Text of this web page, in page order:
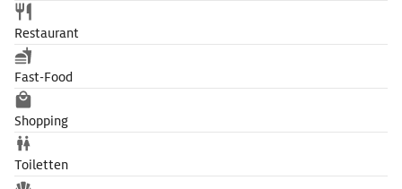
Restaurant
Fast-Food
Shopping
Toiletten